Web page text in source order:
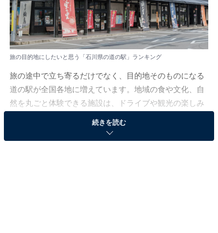
旅の目的地にしたいと思う「石川県の道の駅」ランキング
旅の途中で立ち寄るだけでなく、目的地そのものになる
道の駅が全国各地に増えています。地域の食や文化、自
然を丸ごと体験できる施設は、ドライブや観光の楽しみ
続きを読む